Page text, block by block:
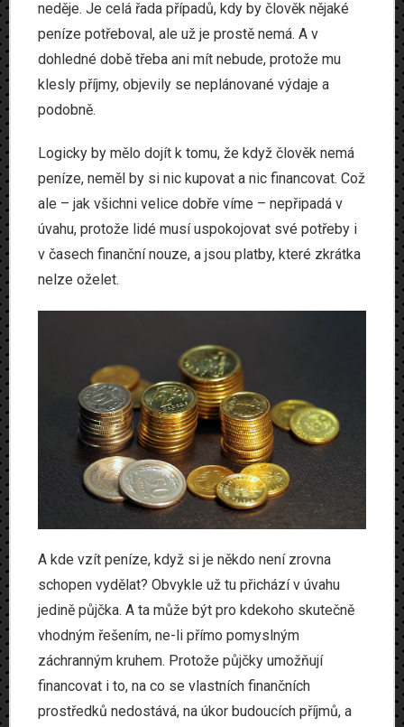
Www
Zvířata
neděje. Je celá řada případů, kdy by člověk nějaké
peníze potřeboval, ale už je prostě nemá. A v
dohledné době třeba ani mít nebude, protože mu
klesly příjmy, objevily se neplánované výdaje a
podobně.
Logicky by mělo dojít k tomu, že když člověk nemá
peníze, neměl by si nic kupovat a nic financovat. Což
ale – jak všichni velice dobře víme – nepřipadá v
úvahu, protože lidé musí uspokojovat své potřeby i
v časech finanční nouze, a jsou platby, které zkrátka
nelze oželet.
A kde vzít peníze, když si je někdo není zrovna
schopen vydělat? Obvykle už tu přichází v úvahu
jedině půjčka. A ta může být pro kdekoho skutečně
vhodným řešením, ne-li přímo pomyslným
záchranným kruhem. Protože půjčky umožňují
financovat i to, na co se vlastních finančních
prostředků nedostává, na úkor budoucích příjmů, a